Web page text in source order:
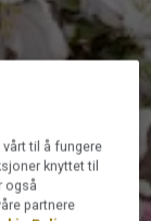
til å fungere
knyttet til
også
partnere